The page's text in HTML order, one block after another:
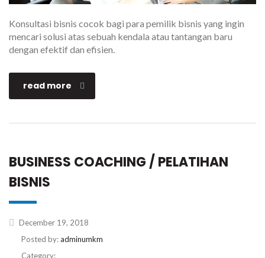
Konsultasi bisnis cocok bagi para pemilik bisnis yang ingin
mencari solusi atas sebuah kendala atau tantangan baru
dengan efektif dan efisien.
read more
BUSINESS COACHING / PELATIHAN
BISNIS
December 19, 2018
Posted by:adminumkm
Category: